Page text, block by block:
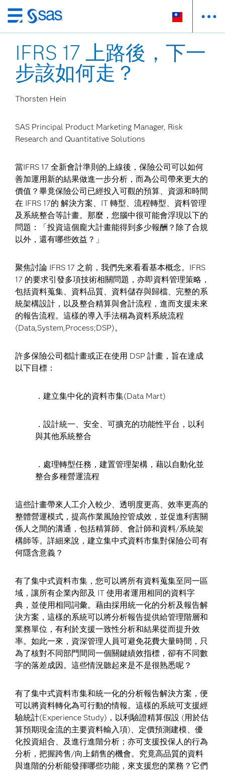
跳
至
主
要
內
容
IFRS 17 上路後，下一
步該如何走？
Thorsten Hein
SAS Principal Product Marketing Manager, Risk
Research and Quantitative Solutions
當IFRS 17 全新會計準則的上線後，保險公司可以如何
善加運用新的結果做進一步分析，而為公司帶來更大的
價值？畢竟保險公司已經投入可觀的預算、資源和時間
在 IFRS 17的 解決方案、IT 轉型、流程轉型、資料管理
及系統整合等計畫。那麼，您腦中很可能會浮現以下的
問題：「投資這個龐大計畫能得到多少報酬？除了合規
以外，還有哪些效益？」
聚焦討論 IFRS 17 之前，我們先來看看基本概念。IFRS
17 的要求引發多項技術相關問題，亦即資料管理策略，
包括資料蒐集、資料品質、資料儲存與歸檔、完整的系
統架構設計，以及整合精算與會計流程，進而支援未來
的報告流程。這樣的導入手法稱為資料系統流程
(Data,System,Process;DSP)。
許多保險公司都計畫或正在使用 DSP 計畫，旨在達成
以下目標：
．建立集中化的資料市集(Data Mart)
．設計統一、安全、可擴充的功能性平台，以利
與其他系統整合
．處理轉型任務，建置管理架構，藉以自動化並
整合多種營運流程
這些計畫帶來人工介入較少、透明度更高、效率更高的
整體營運模式，提高作業風險控管成效，並促進利害關
係人之間的溝通，包括精算師、會計師和資料/系統架
構師等。詳細來說，建立集中式資料市集對保險公司有
何隱含意義？
有了集中式資料市集，您可以將所有資料蒐集至同一區
域，讓所有企業內部及 IT 使用者運用相同的資料字
典，並使用相同詞彙。藉由採用統一化的分析及報告解
決方案，這樣的系統可以將分析報告提供給管理階層和
業務單位，有利於支援一致性分析和結果從而提升效
率。如此一來，資深管理人員可避免花費大量時間，只
為了核對不同部門間同一個關鍵績效指標，卻有不同數
字的落差成因。這些情況聽起來是不是很熟悉呢？
有了集中式資料市集和統一化的分析報告解決方案，便
可以將資料轉化為可行動的情報。這樣的系統可支援經
驗統計(Experience Study)，以利驗證精算假設 (用於估
算預期現金流的主要資料輸入項)、定價預測建模、優
化投資組合、及進行進階分析；亦可支援投保人的行為
分析，把握跨售/向上銷售的機會。究竟高品質的資料
與進階的分析能發揮哪些功能，來支援您的業務？它們